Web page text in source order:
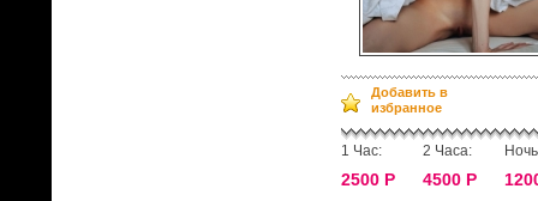
Добавить в
избранное
1 Час:
2500 Р
2 Часа:
4500 Р